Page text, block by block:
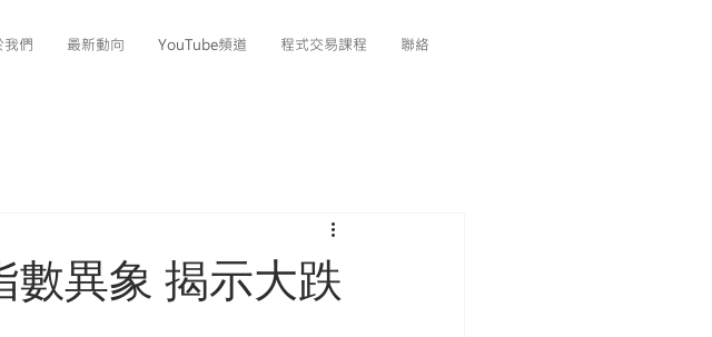
我們 最新動向 YouTube頻道 程式交易課程 聯絡
數異象 揭示大跌